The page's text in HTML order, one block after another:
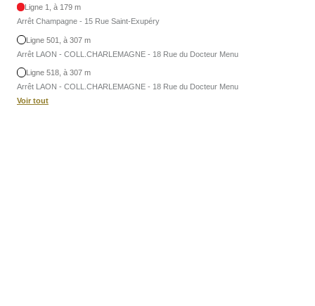
Ligne 1, à 179 m
Arrêt Champagne - 15 Rue Saint-Exupéry
Ligne 501, à 307 m
Arrêt LAON - COLL.CHARLEMAGNE - 18 Rue du Docteur Menu
Ligne 518, à 307 m
Arrêt LAON - COLL.CHARLEMAGNE - 18 Rue du Docteur Menu
Voir tout